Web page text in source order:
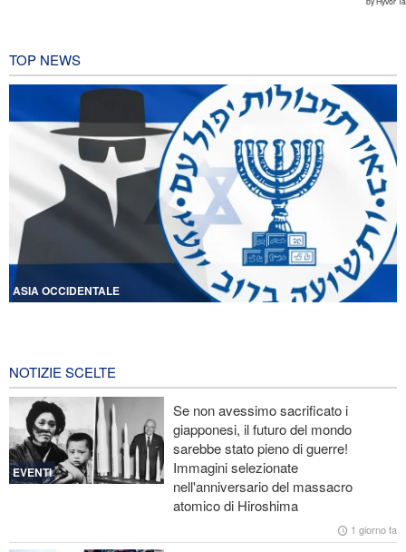
TOP NEWS
ASIA OCCIDENTALE
Lesioni traumatiche al cervello per oltre 700 militari statunitensi
negli attacchi dell’Iran
La risposta di Ghalibaf a Trump: La diplomazia teatrale in loop è
un fallimento
Ibn al-Reza: La tecnologia nazionale dell'Iran è superiore a
NOTIZIE SCELTE
EVENTI
Se non avessimo sacrificato i
giapponesi, il futuro del mondo
sarebbe stato pieno di guerre!
Immagini selezionate
nell'anniversario del massacro
atomico di Hiroshima
1 giorno fa